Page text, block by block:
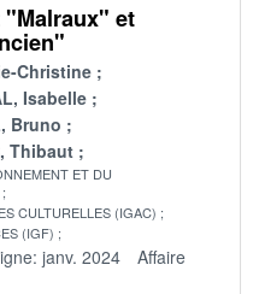
et
Christine
Isabelle
Bruno
Thibaut
ET DU
CULTURELLES (IGAC)
(IGF)
janv. 2024
Affaire